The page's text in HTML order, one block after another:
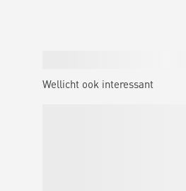
Wellicht ook interessant